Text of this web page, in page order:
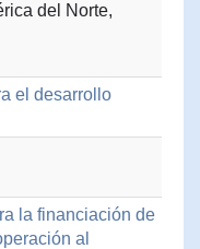
del Norte,
el desarrollo
la financiación de
al